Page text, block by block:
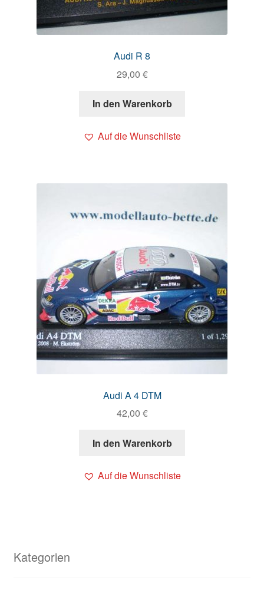
Audi R 8
29,00 €
In den Warenkorb
Auf die Wunschliste
Audi A 4 DTM
42,00 €
In den Warenkorb
Auf die Wunschliste
Kategorien